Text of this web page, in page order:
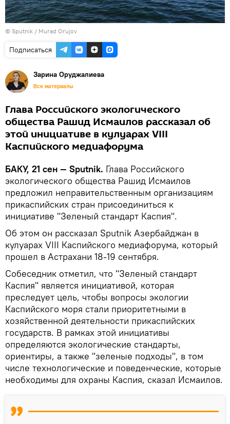
© Sputnik / Murad Orujov
Подписаться
Зарина Оруджалиева
Все материалы
Глава Российского экологического
общества Рашид Исмаилов рассказал об
этой инициативе в кулуарах VIII
Каспийского медиафорума
БАКУ, 21 сен — Sputnik. Глава Российского
экологического общества Рашид Исмаилов
предложил неправительственным организациям
прикаспийских стран присоединиться к
инициативе "Зеленый стандарт Каспия".
Об этом он рассказал Sputnik Азербайджан в
кулуарах VIII Каспийского медиафорума, который
прошел в Астрахани 18-19 сентября.
Собеседник отметил, что "Зеленый стандарт
Каспия" является инициативой, которая
преследует цель, чтобы вопросы экологии
Каспийского моря стали приоритетными в
хозяйственной деятельности прикаспийских
государств. В рамках этой инициативы
определяются экологические стандарты,
ориентиры, а также "зеленые подходы", в том
числе технологические и поведенческие, которые
необходимы для охраны Каспия, сказал Исмаилов.